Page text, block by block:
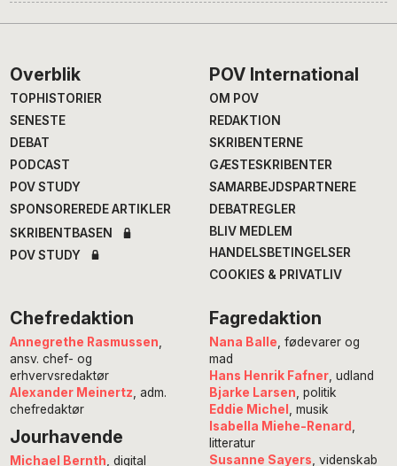
Footer
Overblik
TOPHISTORIER
SENESTE
DEBAT
PODCAST
POV STUDY
SPONSOREREDE ARTIKLER
SKRIBENTBASEN
POV STUDY
POV International
OM POV
REDAKTION
SKRIBENTERNE
GÆSTESKRIBENTER
SAMARBEJDSPARTNERE
DEBATREGLER
BLIV MEDLEM
HANDELSBETINGELSER
COOKIES & PRIVATLIV
Chefredaktion
Annegrethe Rasmussen
ansv. chef- og
erhvervsredaktør
Alexander Meinertz , adm.
chefredaktør
Jourhavende
Michael Bernth , digital
Fagredaktion
Nana Balle , fødevarer og
mad
Hans Henrik Fafner, udland
Bjarke Larsen , politik
Eddie Michel
, musik
Isabella Miehe-Renard
litteratur
Susanne Sayers , videnskab